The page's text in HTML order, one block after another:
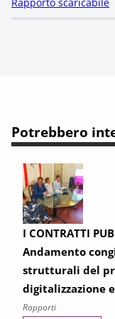
Potrebbero
I CONTRATTI
Andamento
strutturali del
digitalizzazione
Rapporti